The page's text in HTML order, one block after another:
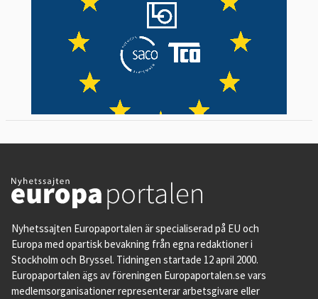
Nyhetssajten Europaportalen är specialiserad på EU och
Europa med opartisk bevakning från egna redaktioner i
Stockholm och Bryssel. Tidningen startade 12 april 2000.
Europaportalen ägs av föreningen Europaportalen.se vars
medlemsorganisationer representerar arbetsgivare eller